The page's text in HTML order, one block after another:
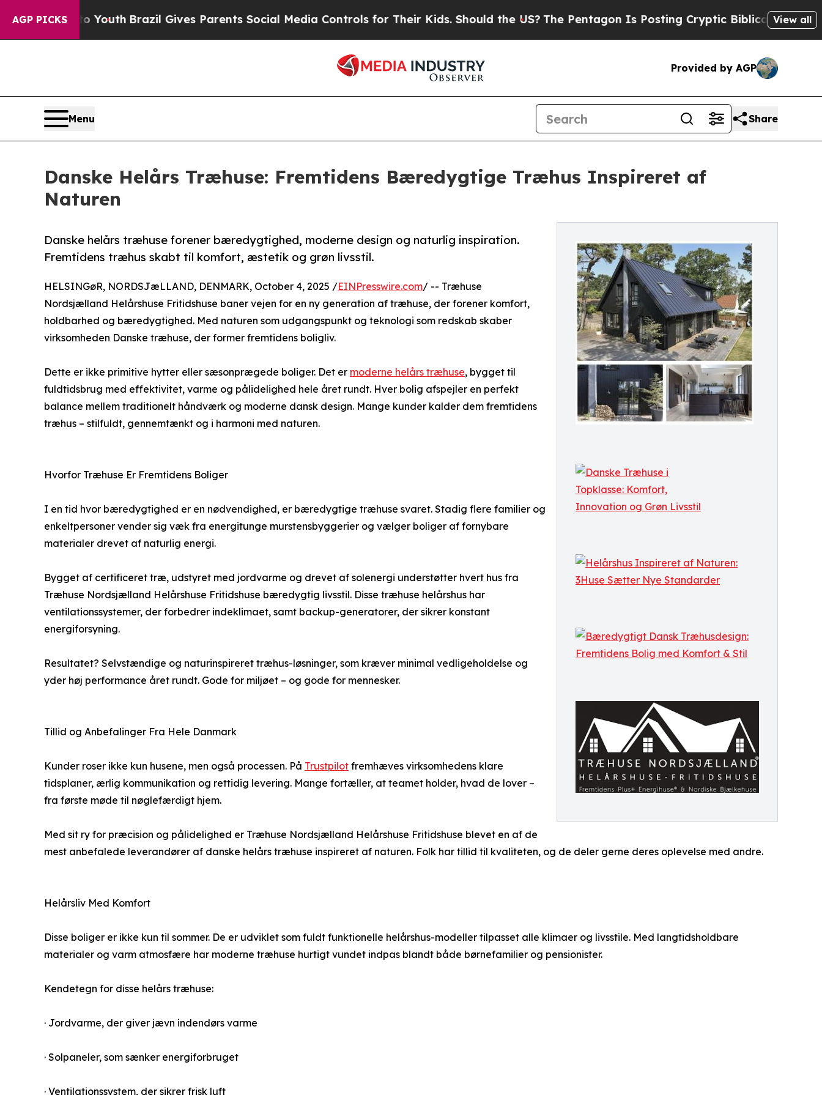
AGP PICKS
to YouthBrazil Gives Parents Social Media Controls for Their Kids. Should the US?The Pentagon Is Posting Cryptic Biblical Messages on Social
View all
Provided by AGP
Menu Share
Danske Helårs Træhuse: Fremtidens Bæredygtige Træhus Inspireret af
Naturen
Danske helårs træhuse forener bæredygtighed, moderne design og naturlig inspiration.
Fremtidens træhus skabt til komfort, æstetik og grøn livsstil.
HELSINGøR, NORDSJæLLAND, DENMARK, October 4, 2025 /EINPresswire.com/ -- Træhuse
Nordsjælland Helårshuse Fritidshuse baner vejen for en ny generation af træhuse, der forener komfort,
holdbarhed og bæredygtighed. Med naturen som udgangspunkt og teknologi som redskab skaber
virksomheden Danske træhuse, der former fremtidens boligliv.
Dette er ikke primitive hytter eller sæsonprægede boliger. Det er moderne helårs træhuse, bygget til
fuldtidsbrug med effektivitet, varme og pålidelighed hele året rundt. Hver bolig afspejler en perfekt
balance mellem traditionelt håndværk og moderne dansk design. Mange kunder kalder dem fremtidens
træhus – stilfuldt, gennemtænkt og i harmoni med naturen.
Hvorfor Træhuse Er Fremtidens Boliger
I en tid hvor bæredygtighed er en nødvendighed, er bæredygtige træhuse svaret. Stadig flere familier og
enkeltpersoner vender sig væk fra energitunge murstensbyggerier og vælger boliger af fornybare
materialer drevet af naturlig energi.
Bygget af certificeret træ, udstyret med jordvarme og drevet af solenergi understøtter hvert hus fra
Træhuse Nordsjælland Helårshuse Fritidshuse bæredygtig livsstil. Disse træhuse helårshus har
ventilationssystemer, der forbedrer indeklimaet, samt backup-generatorer, der sikrer konstant
energiforsyning.
Resultatet? Selvstændige og naturinspireret træhus-løsninger, som kræver minimal vedligeholdelse og
yder høj performance året rundt. Gode for miljøet – og gode for mennesker.
Tillid og Anbefalinger Fra Hele Danmark
Kunder roser ikke kun husene, men også processen. På Trustpilot fremhæves virksomhedens klare
tidsplaner, ærlig kommunikation og rettidig levering. Mange fortæller, at teamet holder, hvad de lover –
fra første møde til nøglefærdigt hjem.
Med sit ry for præcision og pålidelighed er Træhuse Nordsjælland Helårshuse Fritidshuse blevet en af de
mest anbefalede leverandører af danske helårs træhuse inspireret af naturen. Folk har tillid til kvaliteten, og de deler gerne deres oplevelse med andre.
Helårsliv Med Komfort
Disse boliger er ikke kun til sommer. De er udviklet som fuldt funktionelle helårshus-modeller tilpasset alle klimaer og livsstile. Med langtidsholdbare
materialer og varm atmosfære har moderne træhuse hurtigt vundet indpas blandt både børnefamilier og pensionister.
Kendetegn for disse helårs træhuse:
· Jordvarme, der giver jævn indendørs varme
· Solpaneler, som sænker energiforbruget
· Ventilationssystem, der sikrer frisk luft